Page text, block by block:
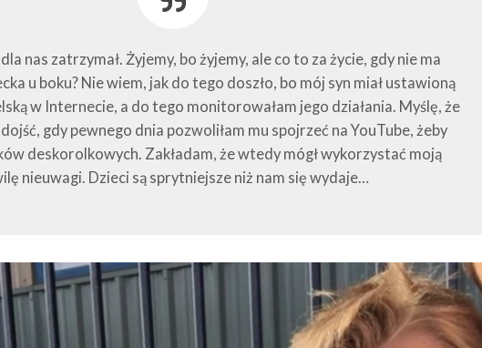
nas zatrzymał. Żyjemy, bo żyjemy, ale co to za życie, gdy nie ma
u boku? Nie wiem, jak do tego doszło, bo mój syn miał ustawioną
w Internecie, a do tego monitorowałam jego działania. Myślę, że
gdy pewnego dnia pozwoliłam mu spojrzeć na YouTube, żeby
deskorolkowych. Zakładam, że wtedy mógł wykorzystać moją
nieuwagi. Dzieci są sprytniejsze niż nam się wydaje…